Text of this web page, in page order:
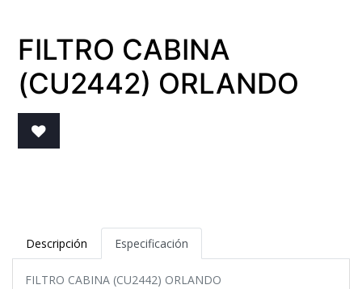
FILTRO CABINA
(CU2442) ORLANDO
Descripción Especificación
FILTRO CABINA (CU2442) ORLANDO